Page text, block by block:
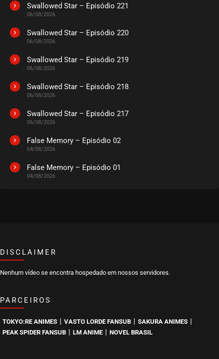
Swallowed Star – Episódio 221
06/08/2026
Swallowed Star – Episódio 220
06/08/2026
Swallowed Star – Episódio 219
06/08/2026
Swallowed Star – Episódio 218
06/08/2026
Swallowed Star – Episódio 217
06/08/2026
False Memory – Episódio 02
04/08/2026
False Memory – Episódio 01
04/08/2026
DISCLAIMER
Nenhum vídeo se encontra hospedado em nossos servidores.
PARCEIROS
TOKYO:RE ANIMES VASTO LORDE FANSUB SAKURA ANIMES
PEAK SPIDER FANSUB LM ANIME NOVEL BRASIL